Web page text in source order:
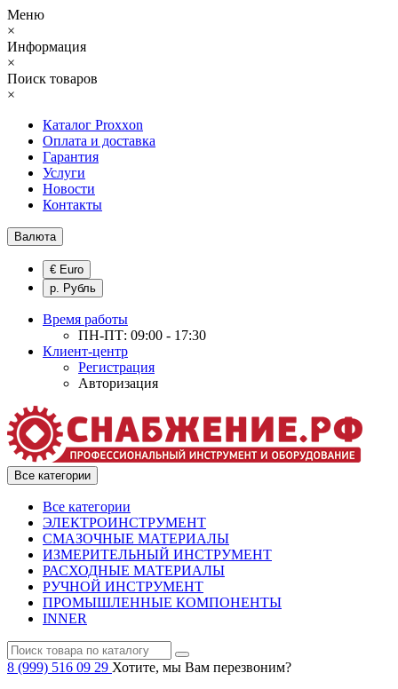
Меню
×
Информация
×
Поиск товаров
×
Каталог Proxxon
Оплата и доставка
Гарантия
Услуги
Новости
Контакты
Валюта
€ Euro
р. Рубль
Время работы
ПН-ПТ: 09:00 - 17:30
Клиент-центр
Регистрация
Авторизация
Все категории
Все категории
ЭЛЕКТРОИНСТРУМЕНТ
СМАЗОЧНЫЕ МАТЕРИАЛЫ
ИЗМЕРИТЕЛЬНЫЙ ИНСТРУМЕНТ
РАСХОДНЫЕ МАТЕРИАЛЫ
РУЧНОЙ ИНСТРУМЕНТ
ПРОМЫШЛЕННЫЕ КОМПОНЕНТЫ
INNER
8 (999) 516 09 29 Хотите, мы Вам перезвоним?